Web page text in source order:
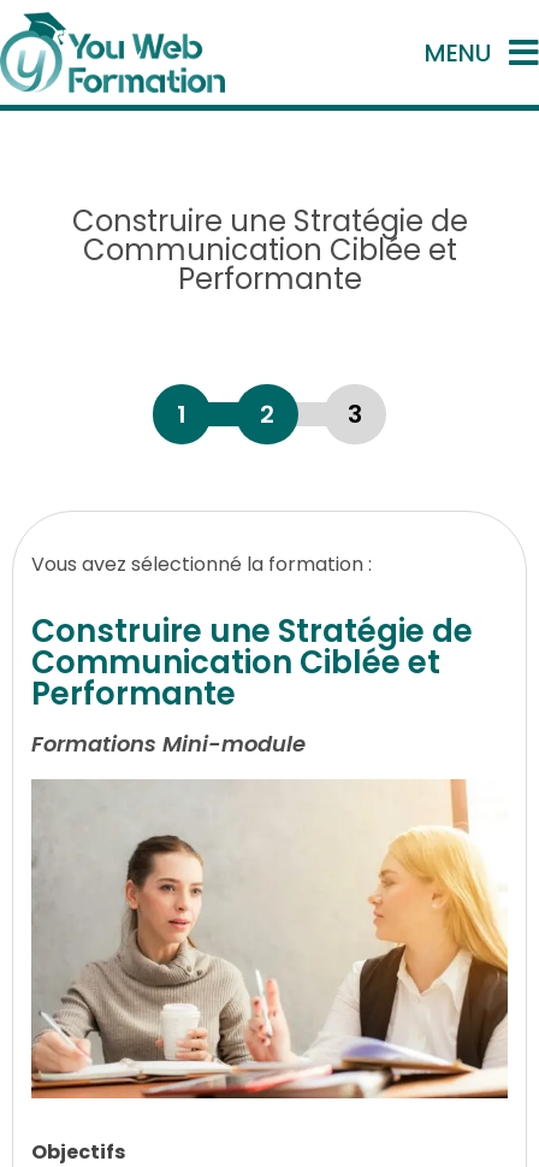
MENU
Construire une Stratégie de
Communication Ciblée et
Performante
1 2 3
Vous avez sélectionné la formation :
Construire une Stratégie de
Communication Ciblée et
Performante
Formations Mini-module
Objectifs